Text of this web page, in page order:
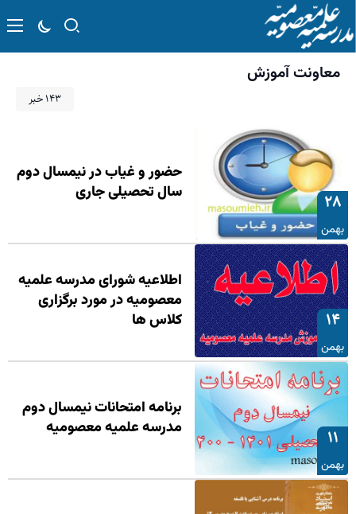
معاونت آموزش
۱۴۳ خبر
۲۸
بهمن
حضور و غیاب در نیمسال دوم
سال تحصیلی جاری
۱۴
بهمن
اطلاعیه شورای مدرسه علمیه
معصومیه در مورد برگزاری
کلاس ها
۱۱
بهمن
برنامه امتحانات نیمسال دوم
مدرسه علمیه معصومیه